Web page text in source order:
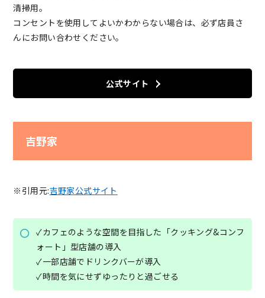
清掃用。
コンセントを使用してよいかわからない場合は、必ず店員さ
んにお問い合わせください。
公式サイト
吉野家
※引用元:吉野家公式サイト
✓カフェのような空間を目指した「クッキング&コンフ
ォート」型店舗の導入
✓一部店舗でドリンクバーが導入
✓時間を気にせずゆったりと過ごせる